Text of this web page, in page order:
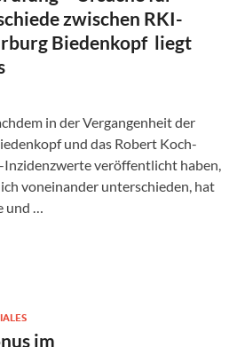
zwischen RKI-
Biedenkopf liegt
in der Vergangenheit der
und das Robert Koch-
veröffentlicht haben,
voneinander unterschieden, hat
und …
im